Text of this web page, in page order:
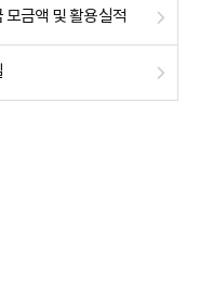
모금액 및 활용실적